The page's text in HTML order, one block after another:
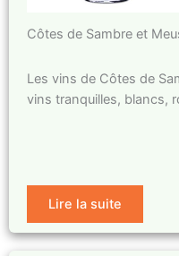
Côtes de Sambre et
Les vins de Côtes de
vins tranquilles, blancs,
Lire la suite